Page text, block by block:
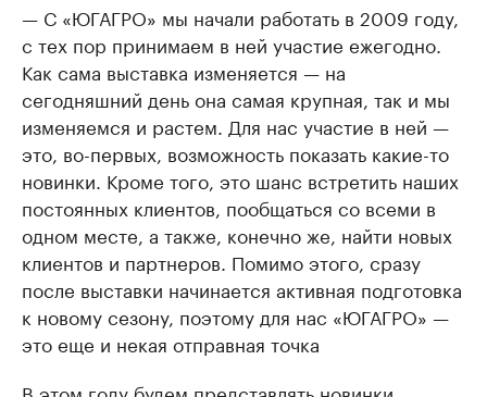
— С «ЮГАГРО» мы начали работать в 2009 году,
с тех пор принимаем в ней участие ежегодно.
Как сама выставка изменяется — на
сегодняшний день она самая крупная, так и мы
изменяемся и растем. Для нас участие в ней —
это, во-первых, возможность показать какие-то
новинки. Кроме того, это шанс встретить наших
постоянных клиентов, пообщаться со всеми в
одном месте, а также, конечно же, найти новых
клиентов и партнеров. Помимо этого, сразу
после выставки начинается активная подготовка
к новому сезону, поэтому для нас «ЮГАГРО» —
это еще и некая отправная точка
В этом году будем представлять новинки,